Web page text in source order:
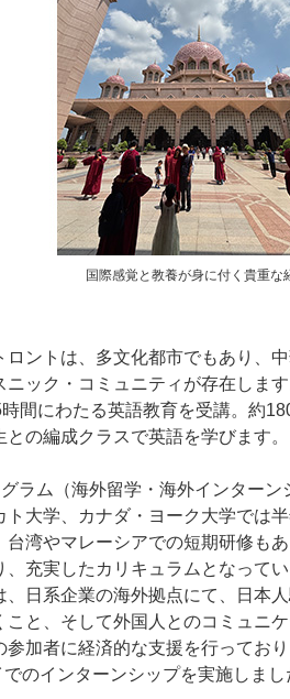
国際感覚と教養が身に付く貴重な
ロントは、多文化都市でもあり、
ニック・コミュニティが存在しま
間にわたる英語教育を受講。約
の編成クラスで英語を学びます。
ラム（海外留学・海外インターン
ト大学、カナダ・ヨーク大学では
湾やマレーシアでの短期研修も
充実したカリキュラムとなってい
日系企業の海外拠点にて、日本
と、そして外国人とのコミュニ
加者に経済的な支援を行ってお
のインターンシップを実施しまし